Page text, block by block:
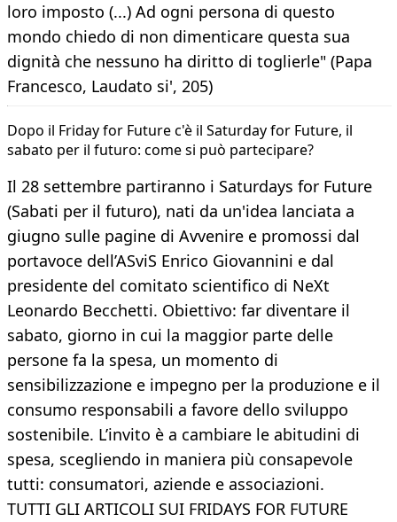
loro imposto (...) Ad ogni persona di questo
mondo chiedo di non dimenticare questa sua
dignità che nessuno ha diritto di toglierle" (Papa
Francesco, Laudato si', 205)
Dopo il Friday for Future c'è il Saturday for Future, il
sabato per il futuro: come si può partecipare?
Il 28 settembre partiranno i Saturdays for Future
(Sabati per il futuro), nati da un'idea lanciata a
giugno sulle pagine di Avvenire e promossi dal
portavoce dell’ASviS Enrico Giovannini e dal
presidente del comitato scientifico di NeXt
Leonardo Becchetti. Obiettivo: far diventare il
sabato, giorno in cui la maggior parte delle
persone fa la spesa, un momento di
sensibilizzazione e impegno per la produzione e il
consumo responsabili a favore dello sviluppo
sostenibile. L’invito è a cambiare le abitudini di
spesa, scegliendo in maniera più consapevole
tutti: consumatori, aziende e associazioni.
TUTTI GLI ARTICOLI SUI FRIDAYS FOR FUTURE